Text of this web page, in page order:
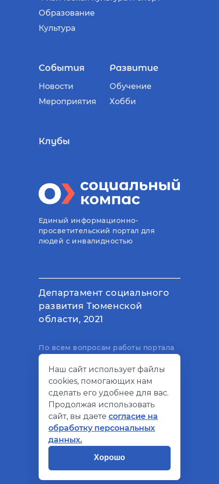
Образование
Культура
События
Новости
Мероприятия
Развитие
Обучение
Хобби
Клубы
Единый информационно-
просветительский портал для
людей с инвалидностью
Департамент социального
развития Тюменской
области, 2021
По всем вопросам работы портала
электронный адрес
support@socialkompas.ru
© Социальный компас, 2026
Политика конфиденциальности
Наш сайт использует файлы
cookies, помогающих нам
сделать его удобнее для вас.
Продолжая использовать
сайт, вы даете согласие на
обработку персональных
данных.
Хорошо